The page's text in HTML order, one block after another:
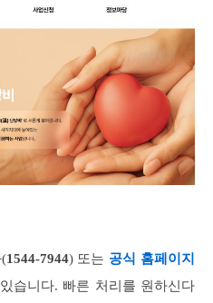
1544-7944) 또는 공식 홈페이지
습니다. 빠른 처리를 원하신다